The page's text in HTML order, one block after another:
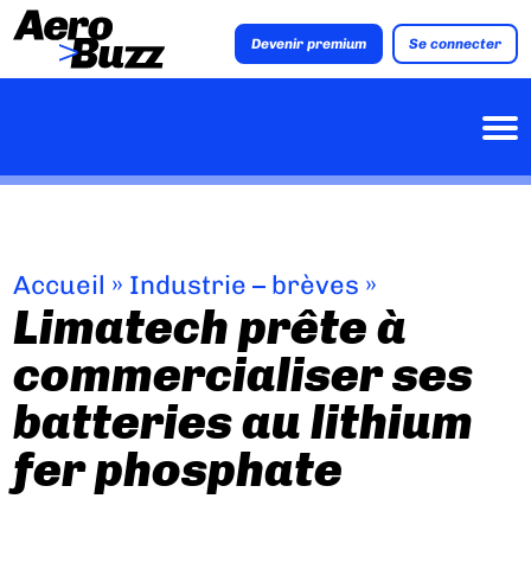
Devenir premium Se connecter
Accueil » Industrie – brèves »
Limatech prête à
commercialiser ses
batteries au lithium
fer phosphate